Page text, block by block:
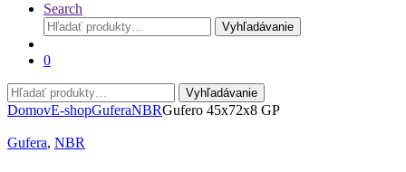
Search
Hľadať:
Vyhľadávanie
0
Hľadať:
Vyhľadávanie
DomovE-shopGuferaNBRGufero 45x72x8 GP
Gufera, NBR